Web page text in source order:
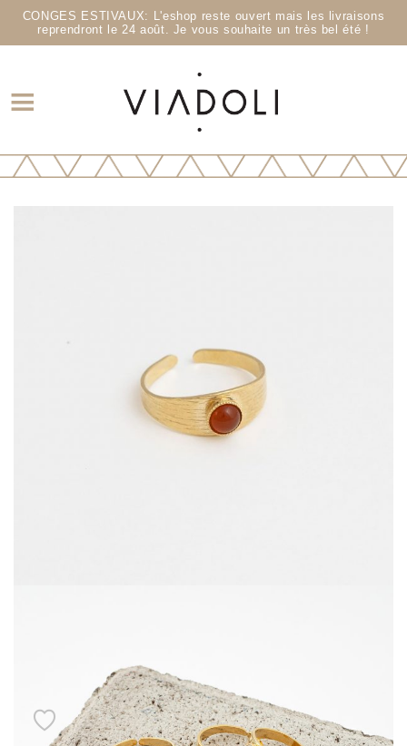
CONGES ESTIVAUX: L'eshop reste ouvert mais les livraisons
reprendront le 24 août. Je vous souhaite un très bel été !